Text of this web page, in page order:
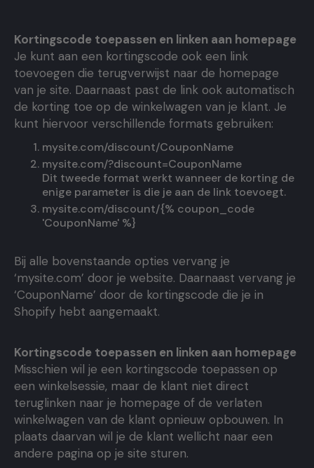
Kortingscode toepassen en linken aan homepage
Je kunt aan een kortingscode ook een link
toevoegen die terugverwijst naar de homepage
van je site. Daarnaast past de link ook automatisch
de korting toe op de winkelwagen van je klant. Je
kunt hiervoor verschillende formats gebruiken:
mysite.com/discount/CouponName
mysite.com/?discount=CouponName
Dit tweede format werkt wanneer de korting de
enige parameter is die je aan de link toevoegt.
mysite.com/discount/{% coupon_code
'CouponName' %}
Bij alle bovenstaande opties vervang je
‘mysite.com’ door je website. Daarnaast vervang je
‘CouponName’ door de kortingscode die je in
Shopify hebt aangemaakt.
Kortingscode toepassen en linken aan homepage
Misschien wil je een kortingscode toepassen op
een winkelsessie, maar de klant niet direct
teruglinken naar je homepage of de verlaten
winkelwagen van de klant opnieuw opbouwen. In
plaats daarvan wil je de klant wellicht naar een
andere pagina op je site sturen.